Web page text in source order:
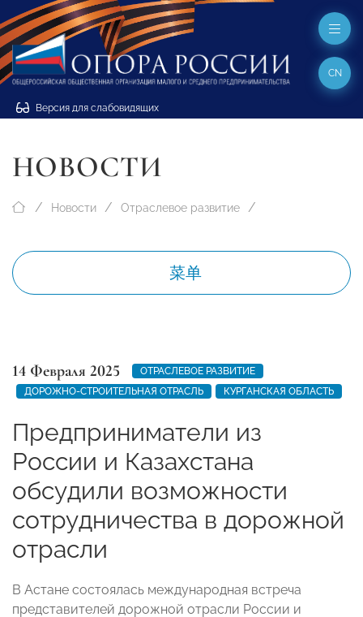
Версия для слабовидящих
CN
НОВОСТИ
Новости Отраслевое развитие
菜单
14 Февраля 2025
ОТРАСЛЕВОЕ РАЗВИТИЕ
ДОРОЖНО-СТРОИТЕЛЬНАЯ ОТРАСЛЬ
КУРГАНСКАЯ ОБЛАСТЬ
Предприниматели из
России и Казахстана
обсудили возможности
сотрудничества в дорожной
отрасли
В Астане состоялась международная встреча
представителей дорожной отрасли России и